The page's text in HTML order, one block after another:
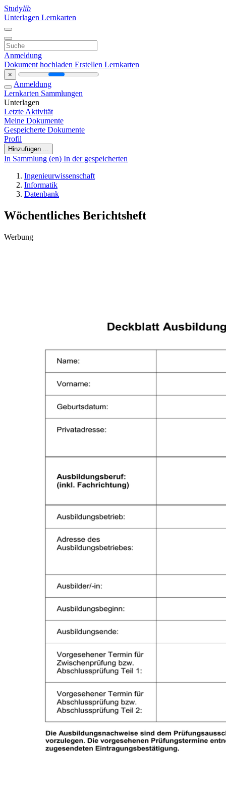
Studylib
Unterlagen Lernkarten
Anmeldung
Dokument hochladen Erstellen Lernkarten
×
Anmeldung
Lernkarten Sammlungen
Unterlagen
Letzte Aktivität
Meine Dokumente
Gespeicherte Dokumente
Profil
Hinzufügen ...
In Sammlung (en) In der gespeicherten
Ingenieurwissenschaft
Informatik
Datenbank
Wöchentliches Berichtsheft
Werbung